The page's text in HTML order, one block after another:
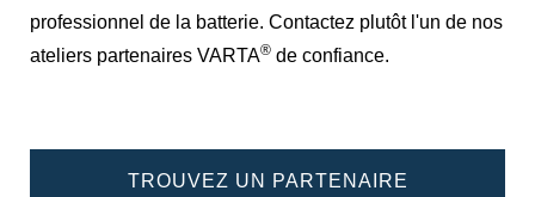
professionnel de la batterie. Contactez plutôt l'un de nos
ateliers partenaires VARTA® de confiance.
TROUVEZ UN PARTENAIRE